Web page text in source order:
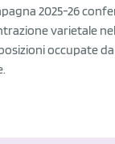
2025-26
varietale
occupate